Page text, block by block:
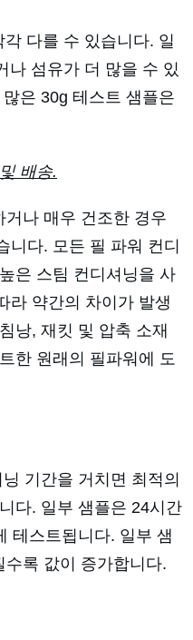
다를 수 있습니다. 일
나 섬유가 더 많을 수 있
은 30g 테스트 샘플은
배송.
나 매우 건조한 경우
니다. 모든 필 파워 컨디
은 스팀 컨디셔닝을 사
라 약간의 차이가 발생
낭, 재킷 및 압축 소재
한 원래의 필파워에 도
기간을 거치면 최적의
다. 일부 샘플은 24시간
테스트됩니다. 일부 샘
록 값이 증가합니다.